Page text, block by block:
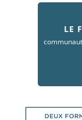
LE